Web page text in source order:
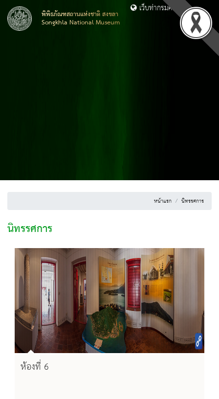
พิพิธภัณฑสถานแห่งชาติ สงขลา
Songkhla National Museum
เว็บท่ากรมศิลปากร
หน้าแรก นิทรรศการ
นิทรรศการ
ห้องที่ 6